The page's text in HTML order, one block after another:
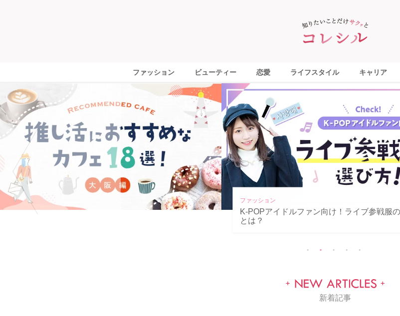
ファッション ビューティー 恋愛 ライフスタイル キャリア
ファッション ライフスタイル
セリアで買えるおすすめの推し活＆オタ活
選！
新着記事